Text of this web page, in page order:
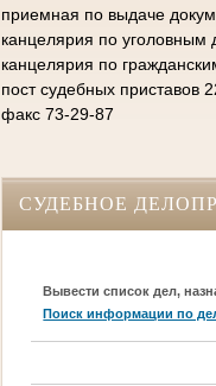
приемная по выдаче
канцелярия по
канцелярия по
пост судебных приставов
факс 73-29-87
СУДЕБНОЕ
Вывести список дел,
Поиск информации по